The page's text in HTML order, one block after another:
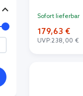
Sofort lieferbar
179,63 €
UVP:238,00 €